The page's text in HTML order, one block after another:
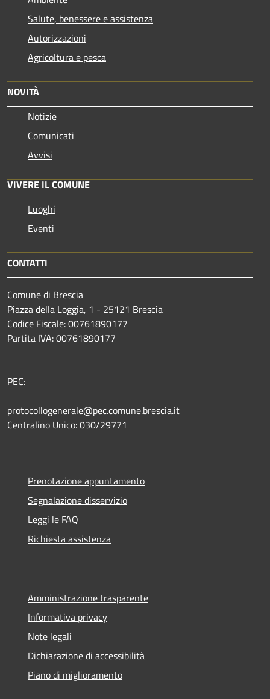
Salute, benessere e assistenza
Autorizzazioni
Agricoltura e pesca
NOVITÀ
Notizie
Comunicati
Avvisi
VIVERE IL COMUNE
Luoghi
Eventi
CONTATTI
Comune di Brescia
Piazza della Loggia, 1 - 25121 Brescia
Codice Fiscale: 00761890177
Partita IVA: 00761890177
PEC:
protocollogenerale@pec.comune.brescia.it
Centralino Unico: 030/29771
Prenotazione appuntamento
Segnalazione disservizio
Leggi le FAQ
Richiesta assistenza
Amministrazione trasparente
Informativa privacy
Note legali
Dichiarazione di accessibilità
Piano di miglioramento